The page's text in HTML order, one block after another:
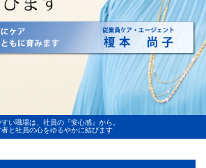
い職場は、社員の『安心感』から。
と社員の心をゆるやかに結びます